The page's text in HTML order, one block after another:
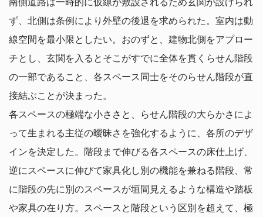
ず、北側は条例により外壁の後退を求められた。室内は動
線空間を最小限としたい。おのずと、建物北側をアプロー
チとし、玄関を入るとそこがすでに全体を貫くらせん階段
の一部であること、各スペース同士をそのらせん階段が直
接結ぶことが決まった。
各スペースの極端な小ささと、らせん階段の大らかさによ
って生まれる主従の曖昧さを強化するように、各所のデザ
インを決定した。階段まで伸びる各スペースの床仕上げ、
逆にスペースに伸びて家具化し別の機能を兼ねる階段、常
に階段の先に別のスペースが垣間見えるような構造や踏板
や家具の在り方。スペースと階段という区別を超えて、極